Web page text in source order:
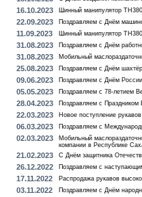
16.10.2023 Шинный манипулятор
22.09.2023 Поздравляем с Днём
11.09.2023 Шинный манипулятор
31.08.2023 Поздравляем с Днём
31.08.2023 Мобильный
25.08.2023 Поздравляем с Днём
09.06.2023 Поздравляем с Днём
05.05.2023 Поздравляем с 78-летием
28.04.2023 Поздравляем с Праздником
22.03.2023 Новое поступление
06.03.2023 Поздравляем с
02.03.2023
Мобильный
компании в Республике
21.02.2023 С Днём защитника
26.12.2022 Поздравляем с
17.11.2022 Распродажа рукавов
03.11.2022 Поздравляем с Днём